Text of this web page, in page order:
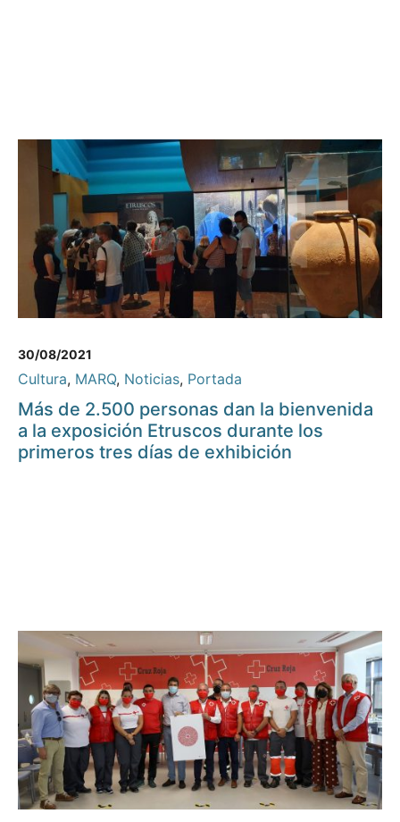
30/08/2021
Cultura, MARQ, Noticias, Portada
Más de 2.500 personas dan la bienvenida
a la exposición Etruscos durante los
primeros tres días de exhibición